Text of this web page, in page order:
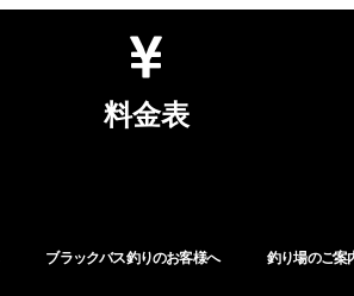
料金表
ブラックバス釣りのお客様へ 釣り場のご案